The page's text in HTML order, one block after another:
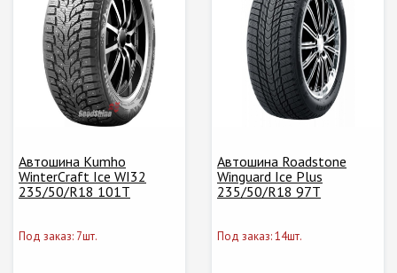
Автошина Kumho
WinterCraft Ice WI32
235/50/R18 101T
Под заказ: 7шт.
Автошина Roadstone
Winguard Ice Plus
235/50/R18 97T
Под заказ: 14шт.